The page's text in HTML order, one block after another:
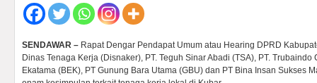
SENDAWAR – Rapat Dengar Pendapat Umum atau Hearing DPRD
Dinas Tenaga Kerja (Disnaker), PT. Teguh Sinar Abadi (TSA), PT.
Ekatama (BEK), PT Gunung Bara Utama (GBU) dan PT Bina Insan Sukses